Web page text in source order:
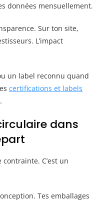
données mensuellement.
Sur ton site,
L’impact
un label reconnu quand
certifications et labels
dans
contrainte. C’est un
Tes emballages